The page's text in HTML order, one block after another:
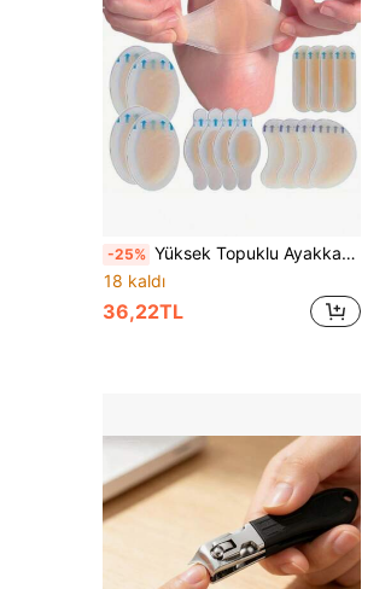
-25% Yüksek Topuklu Ayakkabılar İçin Sürtünme Önleyici Pedler, Kaymaz Ayak Pedleri, Ayaklar İçin Hidrojel Sürtünme Önleyici Pedler, Ayak Koruyucu Film, Ayak Pedleri, Bireysel Paketlenmiş Hidrojel Yamalar, Topuklar İçin Sürtünme Önleyici Pedler, Ayak Pedi İzolasyon Önlemleri, Galentine's Day, Küçük Köpekler, Karnaval, Parti Dekorasyonları, Ayakkabılar, İlkbahar ve Yaz Seçkisi
18 kaldı
36,22TL